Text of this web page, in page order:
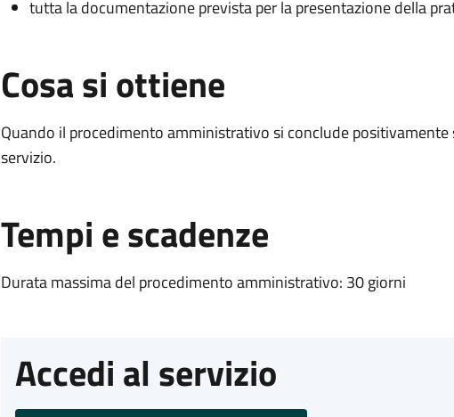
tutta la documentazione prevista per la presentazione della
Cosa si ottiene
Quando il procedimento amministrativo si conclude positivamente
servizio.
Tempi e scadenze
Durata massima del procedimento amministrativo: 30 giorni
Accedi al servizio